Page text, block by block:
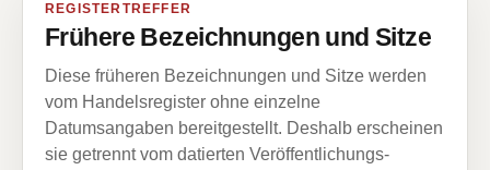
REGISTERTREFFER
Frühere Bezeichnungen und Sitze
Diese früheren Bezeichnungen und Sitze werden
vom Handelsregister ohne einzelne
Datumsangaben bereitgestellt. Deshalb erscheinen
sie getrennt vom datierten Veröffentlichungs-